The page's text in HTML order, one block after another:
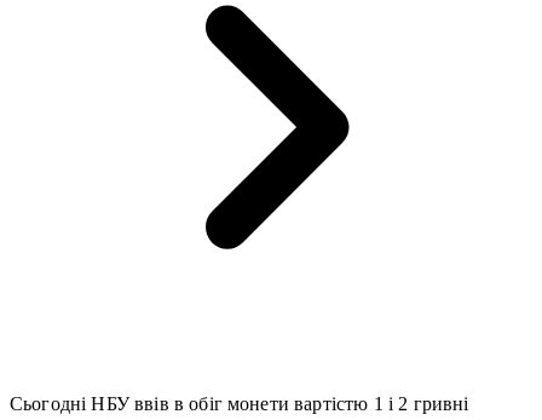
Сьогодні НБУ ввів в обіг монети вартістю 1 і 2 гривні